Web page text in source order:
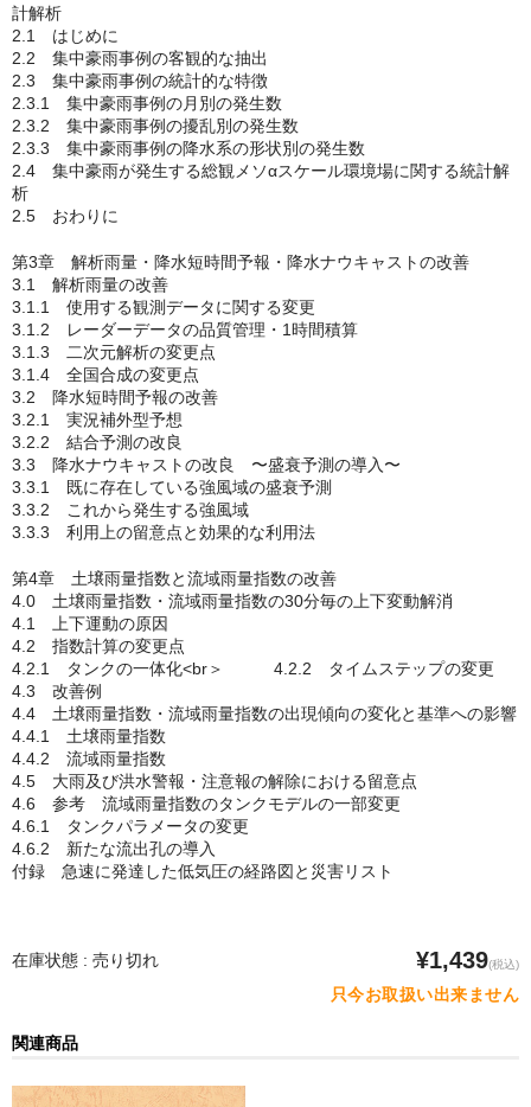
計解析
2.1 はじめに
2.2 集中豪雨事例の客観的な抽出
2.3 集中豪雨事例の統計的な特徴
2.3.1 集中豪雨事例の月別の発生数
2.3.2 集中豪雨事例の擾乱別の発生数
2.3.3 集中豪雨事例の降水系の形状別の発生数
2.4 集中豪雨が発生する総観メソαスケール環境場に関する統計解
析
2.5 おわりに
第3章 解析雨量・降水短時間予報・降水ナウキャストの改善
3.1 解析雨量の改善
3.1.1 使用する観測データに関する変更
3.1.2 レーダーデータの品質管理・1時間積算
3.1.3 二次元解析の変更点
3.1.4 全国合成の変更点
3.2 降水短時間予報の改善
3.2.1 実況補外型予想
3.2.2 結合予測の改良
3.3 降水ナウキャストの改良 〜盛衰予測の導入〜
3.3.1 既に存在している強風域の盛衰予測
3.3.2 これから発生する強風域
3.3.3 利用上の留意点と効果的な利用法
第4章 土壌雨量指数と流域雨量指数の改善
4.0 土壌雨量指数・流域雨量指数の30分毎の上下変動解消
4.1 上下運動の原因
4.2 指数計算の変更点
4.2.1 タンクの一体化<br＞ 4.2.2 タイムステップの変更
4.3 改善例
4.4 土壌雨量指数・流域雨量指数の出現傾向の変化と基準への影響
4.4.1 土壌雨量指数
4.4.2 流域雨量指数
4.5 大雨及び洪水警報・注意報の解除における留意点
4.6 参考 流域雨量指数のタンクモデルの一部変更
4.6.1 タンクパラメータの変更
4.6.2 新たな流出孔の導入
付録 急速に発達した低気圧の経路図と災害リスト
在庫状態 : 売り切れ ¥1,439(税込)
只今お取扱い出来ません
関連商品